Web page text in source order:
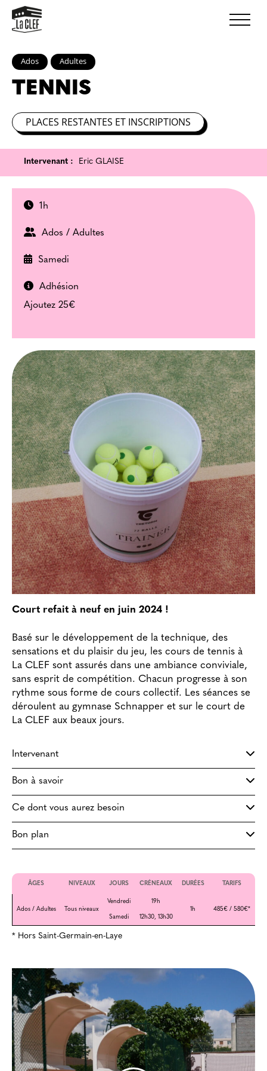
Ados Adultes
TENNIS
PLACES RESTANTES ET INSCRIPTIONS
Intervenant : Eric GLAISE
1h
Ados / Adultes
Samedi
Adhésion
Ajoutez 25€
Court refait à neuf en juin 2024 !
Basé sur le développement de la technique, des
sensations et du plaisir du jeu, les cours de tennis à
La CLEF sont assurés dans une ambiance conviviale,
sans esprit de compétition. Chacun progresse à son
rythme sous forme de cours collectif. Les séances se
déroulent au gymnase Schnapper et sur le court de
La CLEF aux beaux jours.
Intervenant
Bon à savoir
Ce dont vous aurez besoin
Bon plan
ÂGES NIVEAUX JOURS CRÉNEAUX DURÉES TARIFS
Ados / Adultes Tous niveaux
Vendredi
19h
1h
485€ / 580€*
Samedi
12h30, 13h30
* Hors Saint-Germain-en-Laye